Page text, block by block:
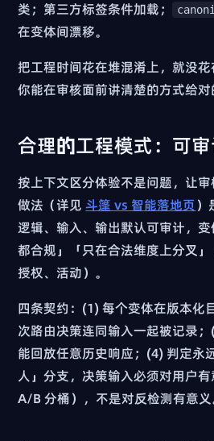
类；第三方标签条件加载；
在变体间漂移。
把工程时间花在堆混淆上，就没
你能在审核面前讲清楚的方式给对
合理的工程模式：可
按上下文区分体验不是问题，让
做法（详见斗篷 vs 智能落地页）
逻辑、输入、输出默认可审计，
都合规」「只在合法维度上分叉」
授权、活动）。
四条契约：(1) 每个变体在版本化
次路由决策连同输入一起被记录
能回放任意历史响应；(4) 判定永
人」分支，决策输入必须对用户
A/B 分桶），不是对反检测有意义